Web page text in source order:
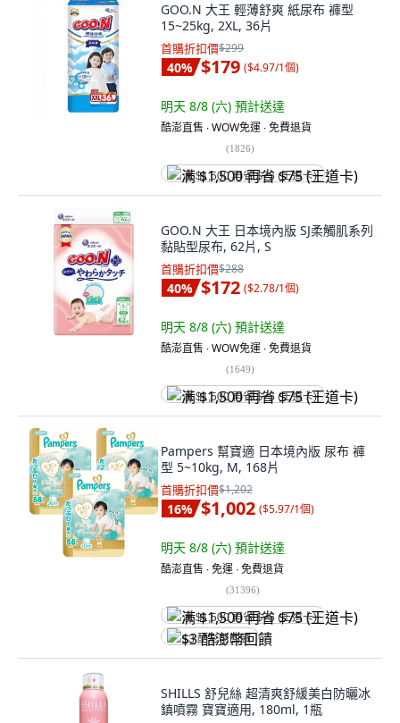
GOO.N 大王 輕薄舒爽 紙尿布 褲型
15~25kg, 2XL, 36片
首購折扣價$299
40% $179 ($4.97/1個)
明天 8/8 (六) 預計送達
酷澎直售 ∙ WOW免運 ∙ 免費退貨
(1826)
满 $1,500 再省 $75 (王道卡)
GOO.N 大王 日本境內版 SJ柔觸肌系列
黏貼型尿布, 62片, S
首購折扣價$288
40% $172 ($2.78/1個)
明天 8/8 (六) 預計送達
酷澎直售 ∙ WOW免運 ∙ 免費退貨
(1649)
满 $1,500 再省 $75 (王道卡)
Pampers 幫寶適 日本境內版 尿布 褲
型 5~10kg, M, 168片
首購折扣價$1,202
16% $1,002 ($5.97/1個)
明天 8/8 (六) 預計送達
酷澎直售 ∙ 免運 ∙ 免費退貨
(31396)
满 $1,500 再省 $75 (王道卡)
$3 酷澎幣回饋
SHILLS 舒兒絲 超清爽舒緩美白防曬冰
鎮噴霧 寶寶適用, 180ml, 1瓶